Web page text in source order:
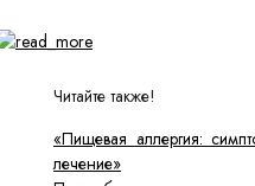
Читайте также!
«Пищевая аллергия:
лечение»